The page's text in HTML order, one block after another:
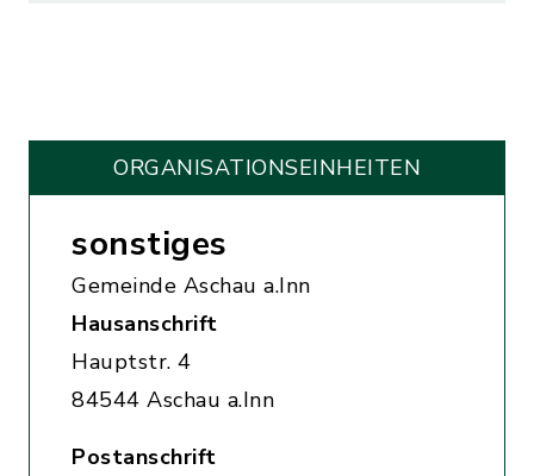
ORGANISATIONS­EINHEITEN
sonstiges
Gemeinde Aschau a.Inn
Hausanschrift
Hauptstr. 4
84544 Aschau a.Inn
Postanschrift